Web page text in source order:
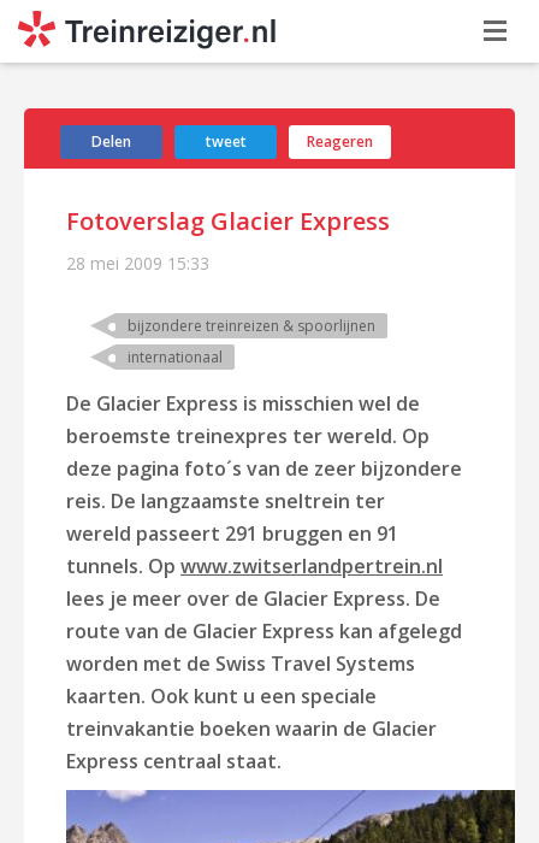
Delen tweet Reageren
Fotoverslag Glacier Express
28 mei 2009 15:33
bijzondere treinreizen & spoorlijnen
internationaal
De Glacier Express is misschien wel de
beroemste treinexpres ter wereld. Op
deze pagina foto´s van de zeer bijzondere
reis. De langzaamste sneltrein ter
wereld passeert 291 bruggen en 91
tunnels. Op www.zwitserlandpertrein.nl
lees je meer over de Glacier Express. De
route van de Glacier Express kan afgelegd
worden met de Swiss Travel Systems
kaarten. Ook kunt u een speciale
treinvakantie boeken waarin de Glacier
Express centraal staat.